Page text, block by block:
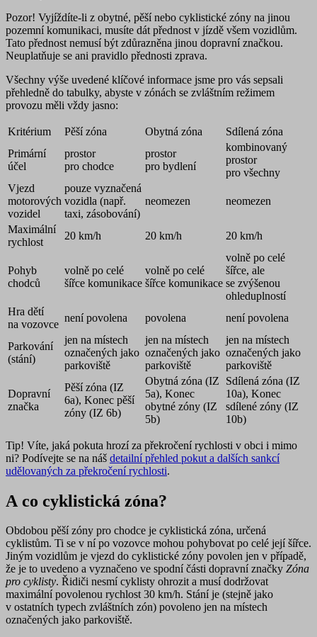
Pozor! Vyjíždíte-li z obytné, pěší nebo cyklistické zóny na jinou
pozemní komunikaci, musíte dát přednost v jízdě všem vozidlům.
Tato přednost nemusí být zdůrazněna jinou dopravní značkou.
Neuplatňuje se ani pravidlo přednosti zprava.
Všechny výše uvedené klíčové informace jsme pro vás sepsali
přehledně do tabulky, abyste v zónách se zvláštním režimem
provozu měli vždy jasno:
Kritérium Pěší zóna Obytná zóna
Sdílená zóna
Primární
účel
prostor
pro chodce
prostor
pro bydlení
kombinovaný
prostor
pro všechny
Vjezd
motorových
vozidel
pouze vyznačená
vozidla (např.
taxi, zásobování)
neomezen neomezen
Maximální
rychlost
20 km/h 20 km/h 20 km/h
Pohyb
chodců
volně po celé
šířce komunikace
volně po celé
šířce komunikace
volně po celé
šířce, ale
se zvýšenou
ohleduplností
Hra dětí
na vozovce
není povolena povolena není povolena
Parkování
(stání)
jen na místech
označených jako
parkoviště
jen na místech
označených jako
parkoviště
jen na místech
označených jako
parkoviště
Dopravní
značka
Pěší zóna (IZ
6a), Konec pěší
zóny (IZ 6b)
Obytná zóna (IZ
5a), Konec
obytné zóny (IZ
5b)
Sdílená zóna (IZ
10a), Konec
sdílené zóny (IZ
10b)
Tip! Víte, jaká pokuta hrozí za překročení rychlosti v obci i mimo
ni? Podívejte se na náš detailní přehled pokut a dalších sankcí
udělovaných za překročení rychlosti.
A co cyklistická zóna?
Obdobou pěší zóny pro chodce je cyklistická zóna, určená
cyklistům. Ti se v ní po vozovce mohou pohybovat po celé její šířce.
Jiným vozidlům je vjezd do cyklistické zóny povolen jen v případě,
že je to uvedeno a vyznačeno ve spodní části dopravní značky Zóna
pro cyklisty. Řidiči nesmí cyklisty ohrozit a musí dodržovat
maximální povolenou rychlost 30 km/h. Stání je (stejně jako
v ostatních typech zvláštních zón) povoleno jen na místech
označených jako parkoviště.